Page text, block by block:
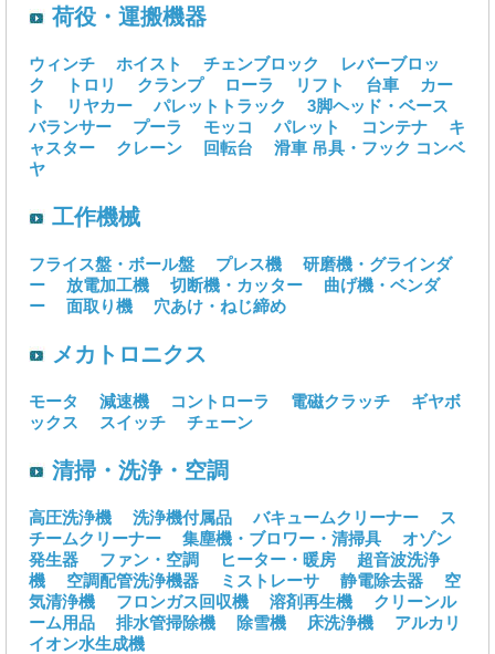
荷役・運搬機器
ウィンチ ホイスト チェンブロック
レバーブロッ
ク
トロリ クランプ ローラ リフト 台車
カー
ト
リヤカー パレットトラック
3脚ヘッド・ベース
バランサー
プーラ モッコ パレット コンテナ
キ
ャスター
クレーン 回転台 滑車 吊具・フック コンベ
ヤ
工作機械
フライス盤・ボール盤 プレス機
研磨機・グラインダ
ー
放電加工機 切断機・カッター
曲げ機・ベンダ
ー
面取り機 穴あけ・ねじ締め
メカトロニクス
モータ 減速機 コントローラ 電磁クラッチ
ギヤボ
ックス
スイッチ チェーン
清掃・洗浄・空調
高圧洗浄機 洗浄機付属品 バキュームクリーナー
ス
チームクリーナー
集塵機・ブロワー・清掃具
オゾン
発生器
ファン・空調 ヒーター・暖房
超音波洗浄
機
空調配管洗浄機器 ミストレーサ 静電除去器
空
気清浄機
フロンガス回収機 溶剤再生機
クリーンル
ーム用品
排水管掃除機 除雪機 床洗浄機
アルカリ
イオン水生成機